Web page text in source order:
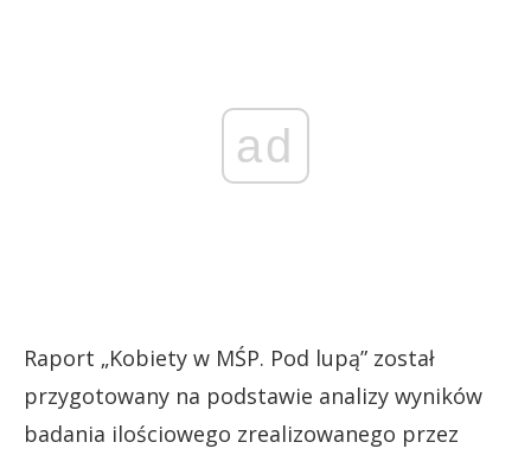
ad
Raport „Kobiety w MŚP. Pod lupą” został
przygotowany na podstawie analizy wyników
badania ilościowego zrealizowanego przez